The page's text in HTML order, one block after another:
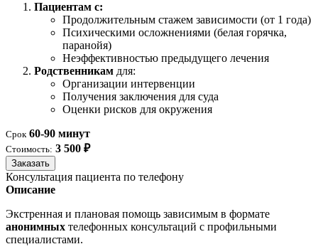
Пациентам с:
Продолжительным стажем зависимости (от 1 года)
Психическими осложнениями (белая горячка,
паранойя)
Неэффективностью предыдущего лечения
Родственникам для:
Организации интервенции
Получения заключения для суда
Оценки рисков для окружения
Срок 60-90 минут
Стоимость: 3 500 ₽
Заказать
Консультация пациента по телефону
Описание
Экстренная и плановая помощь зависимым в формате
анонимных телефонных консультаций с профильными
специалистами.